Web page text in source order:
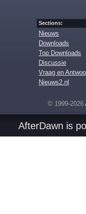
Sections:
Nieuws
Downloads
Top Downloads
Discussie
Vraag en
Nieuws2.nl
© 1999-2026
AfterDawn is